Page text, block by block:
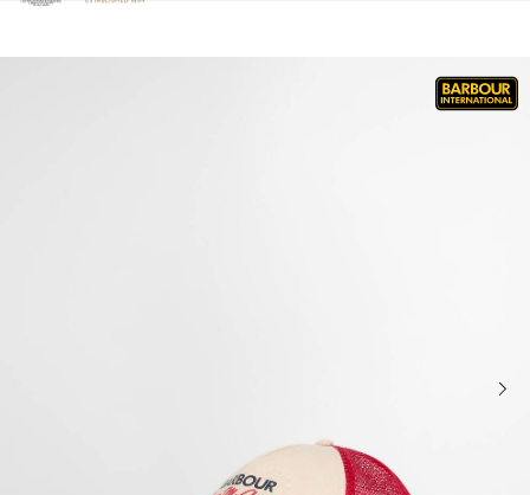
Clicca per visualizzare la nostra Dichiarazione di Accessibilità